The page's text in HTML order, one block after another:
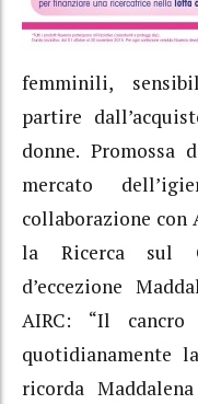
femminili,
partire
donne. Promossa
mercato
collaborazione con
la Ricerca sul
d’eccezione
AIRC: “Il
quotidianamente
ricorda